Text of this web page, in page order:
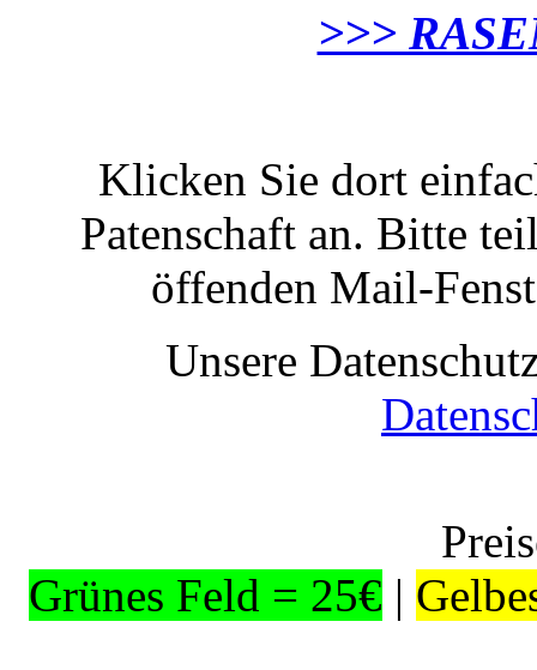
>>>
Klicken Sie dort
Patenschaft an. Bitte
öffenden Mail-
Unsere
Grünes Feld = 25€ |